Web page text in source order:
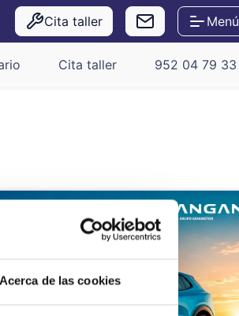
Acerca de las cookies
Cita taller Menú
Cita taller 952 04 79 33
uny